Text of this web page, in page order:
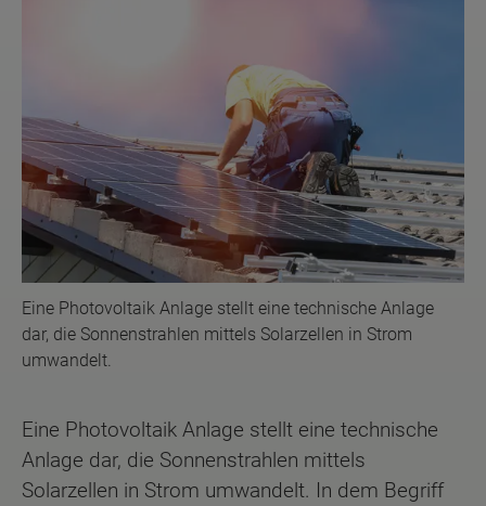
Eine Photovoltaik Anlage stellt eine technische Anlage
dar, die Sonnenstrahlen mittels Solarzellen in Strom
umwandelt.
Eine Photovoltaik Anlage stellt eine technische
Anlage dar, die Sonnenstrahlen mittels
Solarzellen in Strom umwandelt. In dem Begriff